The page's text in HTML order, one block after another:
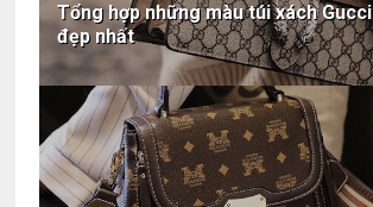
Tổng hợp những màu túi xách
đẹp nhất